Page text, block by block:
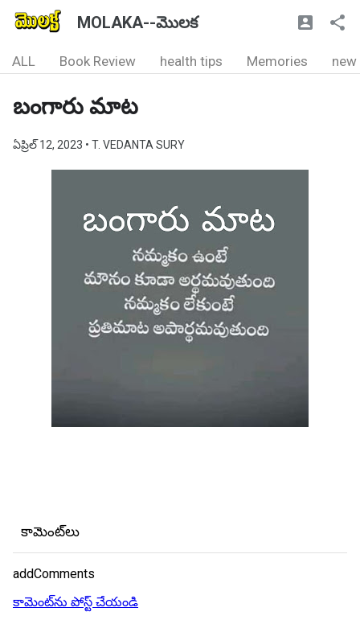
MOLAKA--మొలక
ALL Book Review health tips Memories new
బంగారు మాట
ఏప్రిల్ 12, 2023 • T. VEDANTA SURY
కామెంట్‌లు
addComments
కామెంట్‌ను పోస్ట్ చేయండి